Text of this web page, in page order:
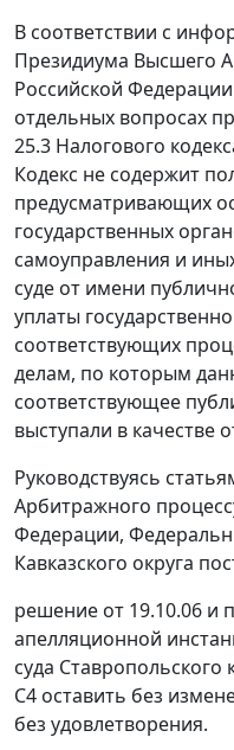
В соответствии с
Президиума Высшего
Российской
отдельных вопросах
25.3 Налогового
Кодекс не содержит
предусматривающих
государственных
самоуправления и
суде от имени
уплаты
соответствующих
делам, по которым
соответствующее
выступали в качестве
Руководствуясь
Арбитражного
Федерации,
Кавказского округа
решение от 19.10.06 и
апелляционной
суда Ставропольского
С4 оставить без
без удовлетворения.